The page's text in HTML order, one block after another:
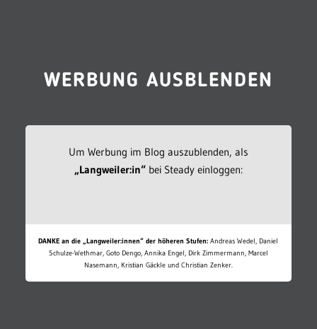
WERBUNG AUSBLENDEN
Um Werbung im Blog auszublenden, als
„Langweiler:in“bei Steady einloggen:
DANKE an die „Langweiler:innen“ der höheren Stufen: Andreas Wedel, Daniel
Schulze-Wethmar, Goto Dengo, Annika Engel, Dirk Zimmermann, Marcel
Nasemann, Kristian Gäckle und Christian Zenker.